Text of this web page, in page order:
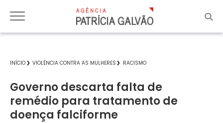
INÍCIO VIOLÊNCIA CONTRA AS MULHERES RACISMO
Governo descarta falta de
remédio para tratamento de
doença falciforme